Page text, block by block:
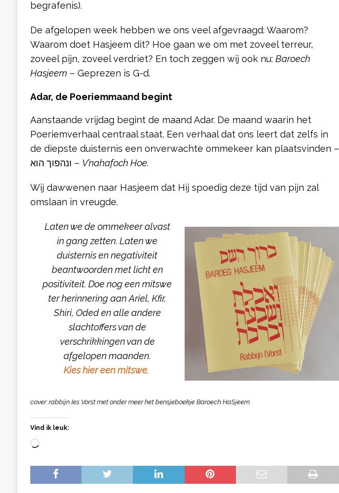
begrafenis).
De afgelopen week hebben we ons veel afgevraagd: Waarom?
Waarom doet Hasjeem dit? Hoe gaan we om met zoveel terreur,
zoveel pijn, zoveel verdriet? En toch zeggen wij ook nu: Baroech
Hasjeem – Geprezen is G-d.
Adar, de Poeriemmaand begint
Aanstaande vrijdag begint de maand Adar. De maand waarin het
Poeriemverhaal centraal staat. Een verhaal dat ons leert dat zelfs in
de diepste duisternis een onverwachte ommekeer kan plaatsvinden –
ונהפוך הוא – V’nahafoch Hoe.
Wij dawwenen naar Hasjeem dat Hij spoedig deze tijd van pijn zal
omslaan in vreugde.
Laten we de ommekeer alvast
in gang zetten. Laten we
duisternis en negativiteit
beantwoorden met licht en
positiviteit. Doe nog een mitswe
ter herinnering aan Ariel, Kfir,
Shiri, Oded en alle andere
slachtoffers van de
verschrikkingen van de
afgelopen maanden.
Kies hier een mitswe.
cover: rabbijn Ies Vorst met onder meer het bensjeboekje Baroech HaSjeem
Vind ik leuk: